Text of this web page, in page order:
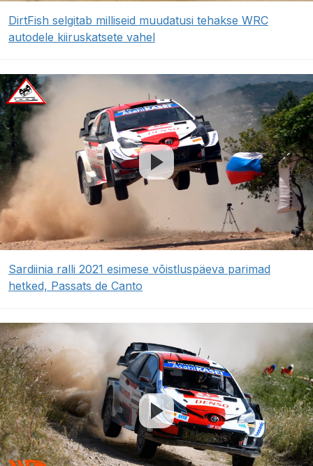
DirtFish selgitab milliseid muudatusi tehakse WRC
autodele kiiruskatsete vahel
Sardiinia ralli 2021 esimese võistluspäeva parimad
hetked, Passats de Canto